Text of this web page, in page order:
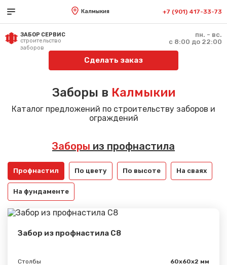
Калмыкия +7 (901) 417-33-73
ЗАБОР СЕРВИС
строительство
заборов
пн. - вс.
с 8:00 до 22:00
Сделать заказ
Заборы в Калмыкии
Каталог предложений по строительству заборов и
ограждений
Заборы из профнастила
Профнастил По цвету По высоте На сваях
На фундаменте
Забор из профнастила С8
Столбы
60х60х2 мм